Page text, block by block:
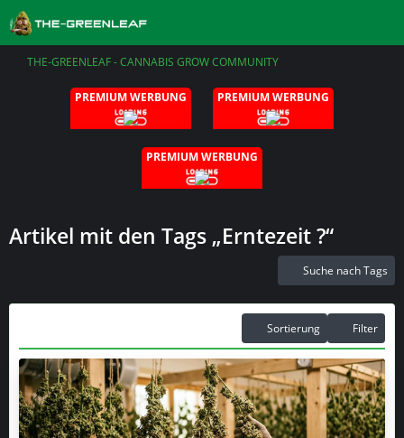
THE-GREENLEAF - CANNABIS GROW COMMUNITY
PREMIUM WERBUNG PREMIUM WERBUNG
PREMIUM WERBUNG
Artikel mit den Tags „Erntezeit ?“
Suche nach Tags
Sortierung Filter